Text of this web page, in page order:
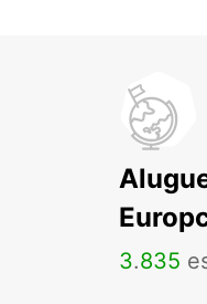
3.835